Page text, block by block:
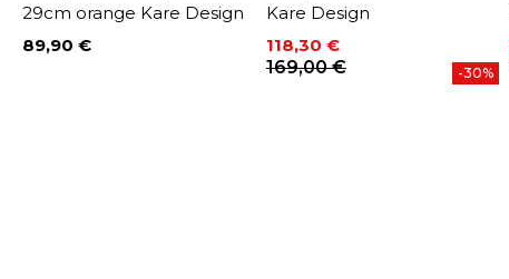
29cm orange Kare Design
Prix
89,90 €
Kare Design
Prix
118,30 €
Prix de base
169,00 € -30%